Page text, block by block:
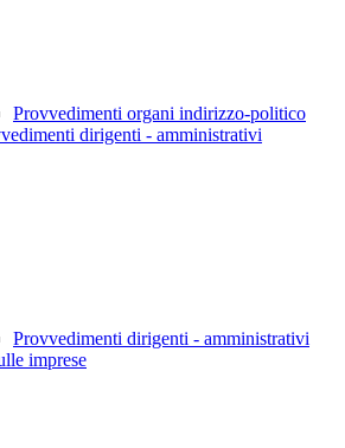
Provvedimenti organi indirizzo-politico
dirigenti - amministrativi
Provvedimenti dirigenti - amministrativi
imprese